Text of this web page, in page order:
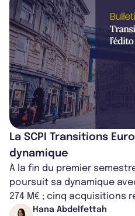
La SCPI Transitions
dynamique
À la fin du premier
poursuit sa dynamique
274 M€ ; cinq acquisitions
capitalisation portée à 1,38
Hana Abdelfettah